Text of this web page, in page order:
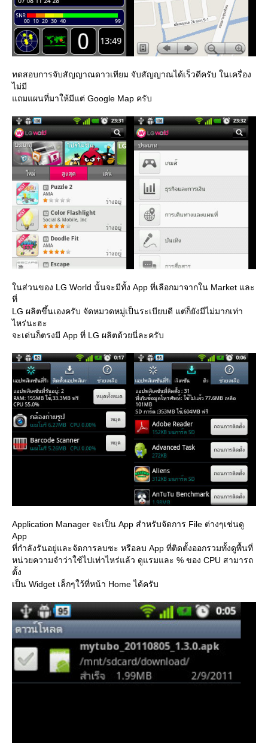
ทดสอบการจับสัญญาณดาวเทียม จับสัญญาณได้เร็วดีครับ ในเครื่อง
ไม่มี
ถมแผนที่มาให้มีแต่ Google Map ครับ
นส่วนของ LG World นั้นจะมีทั้ง App ที่เลือกมาจากใน Market และ
ที่
LG ผลิตขึ้นเองครับ จัดหมวดหมู่เป็นระเบียบดี แต่ก็ยังมีไม่มากเท่า
ไหร่นะฮะ
จะเด่นก็ตรงมี App ที่ LG ผลิตด้วยนี่ละครับ
Application Manager จะเป็น App สำหรับจัดการ File ต่างๆเช่นดู
App
ที่กำลังรันอยู่และจัดการลบซะ หรือลบ App ที่ติดตั้งออกรวมทั้งดูพื้นที่
หน่วยความจำว่าใช้ไปเท่าไหร่แล้ว ดูแรมและ % ของ CPU สามารถ
ตั้ง
เป็น Widget เล็กๆใว้ที่หน้า Home ได้ครับ